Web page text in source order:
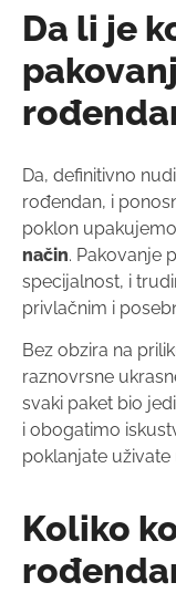
Da li je
Da, definitivno
rođendan, i
poklon
način. Pakovanje
specijalnost, i
privlačnim i
Bez obzira na
raznovrsne
svaki paket bio
i obogatimo
poklanjate
Koliko